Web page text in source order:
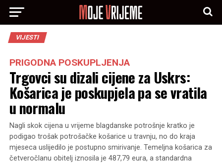
VIJESTI
PRIGODNA POSKUPLJENJA
Trgovci su dizali cijene za Uskrs:
Košarica je poskupjela pa se vratila
u normalu
Nagli skok cijena u vrijeme blagdanske potrošnje kratko je
podigao trošak potrošačke košarice u travnju, no do kraja
mjeseca uslijedilo je postupno smirivanje. Temeljna košarica za
četveročlanu obitelj iznosila je 487,79 eura, a standardna